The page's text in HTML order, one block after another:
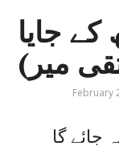
جایا
میر)
February
جائے گا